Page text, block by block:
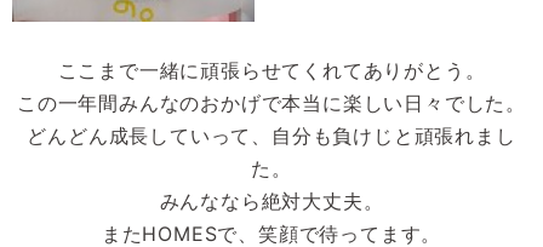
ここまで一緒に頑張らせてくれてありがとう。
この一年間みんなのおかげで本当に楽しい日々でした。
どんどん成長していって、自分も負けじと頑張れまし
た。
みんななら絶対大丈夫。
またHOMESで、笑顔で待ってます。